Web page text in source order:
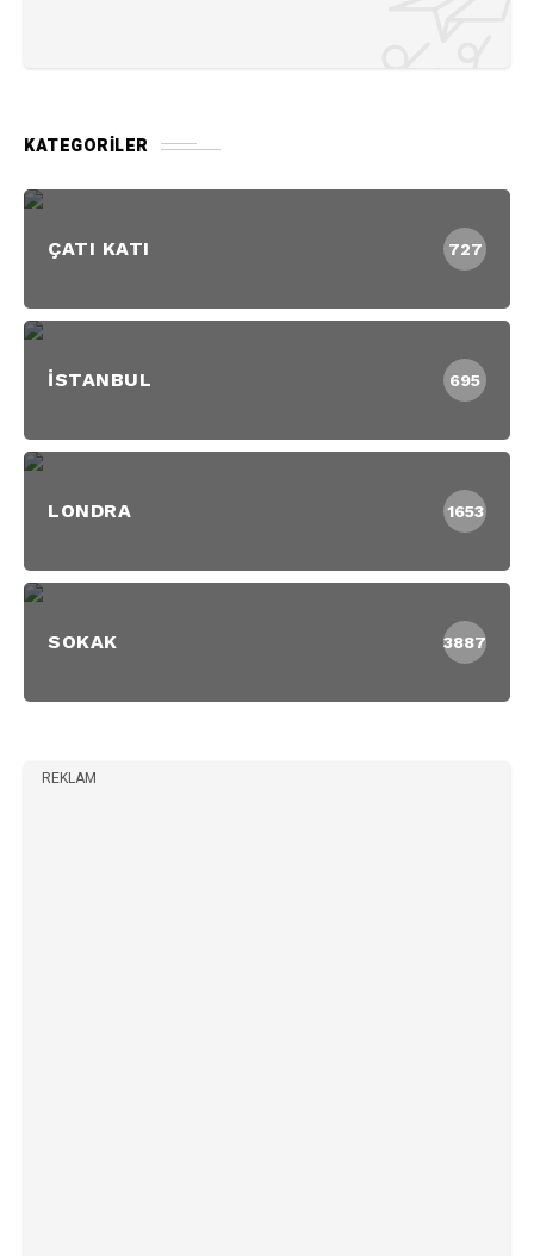
KATEGORILER
ÇATI KATI 727
İSTANBUL 695
LONDRA 1653
SOKAK 3887
REKLAM